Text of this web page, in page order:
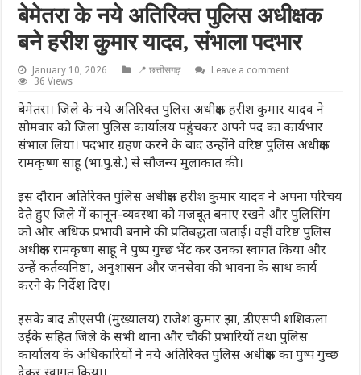
बेमेतरा के नये अतिरिक्त पुलिस अधीक्षक
बने हरीश कुमार यादव, संभाला पदभार
January 10, 2026 📍 छत्तीसगढ़
Leave a comment
36 Views
बेमेतरा। जिले के नये अतिरिक्त पुलिस अधीक्षक हरीश कुमार यादव ने
सोमवार को जिला पुलिस कार्यालय पहुंचकर अपने पद का कार्यभार
संभाल लिया। पदभार ग्रहण करने के बाद उन्होंने वरिष्ठ पुलिस अधीक्षक
रामकृष्ण साहू (भा.पु.से.) से सौजन्य मुलाकात की।
इस दौरान अतिरिक्त पुलिस अधीक्षक हरीश कुमार यादव ने अपना परिचय
देते हुए जिले में कानून-व्यवस्था को मजबूत बनाए रखने और पुलिसिंग
को और अधिक प्रभावी बनाने की प्रतिबद्धता जताई। वहीं वरिष्ठ पुलिस
अधीक्षक रामकृष्ण साहू ने पुष्प गुच्छ भेंट कर उनका स्वागत किया और
उन्हें कर्तव्यनिष्ठा, अनुशासन और जनसेवा की भावना के साथ कार्य
करने के निर्देश दिए।
इसके बाद डीएसपी (मुख्यालय) राजेश कुमार झा, डीएसपी शशिकला
उईके सहित जिले के सभी थाना और चौकी प्रभारियों तथा पुलिस
कार्यालय के अधिकारियों ने नये अतिरिक्त पुलिस अधीक्षक का पुष्प गुच्छ